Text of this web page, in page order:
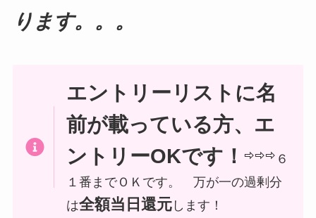
ります。。。
エントリーリストに名
前が載っている方、エ
ントリーOKです！⇨⇨⇨ ６
１番までＯＫです。 万が一の過剰分
は全額当日還元 します！